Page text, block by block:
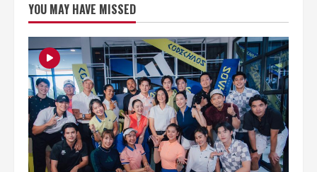
ชวน
พิสูจน์
ความ
เฮี๊ยน
“ฝรั่ง
เซ่น
ผี”
หนัง
สยอง
ขวัญ
สร้าง
จาก
เรื่อง
จริง
สุด
หลอน
ห้าม
YOU MAY HAVE MISSED